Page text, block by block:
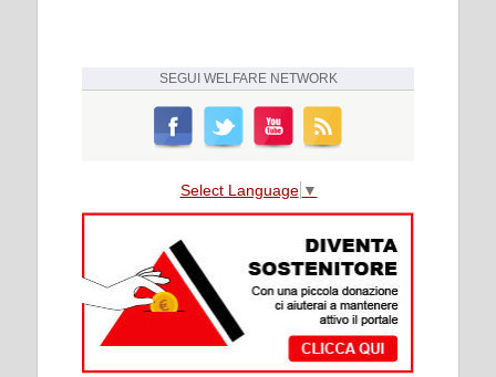
SEGUI WELFARE NETWORK
Select Language ▼